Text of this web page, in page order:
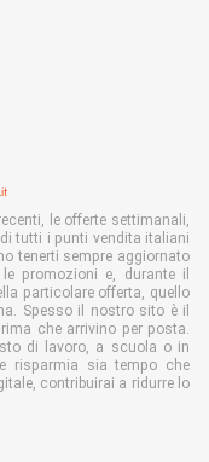
le offerte settimanali,
di tutti i punti vendita italiani
tenerti sempre aggiornato
promozioni e, durante il
particolare offerta, quello
Spesso il nostro sito è il
che arrivino per posta.
di lavoro, a scuola o in
risparmia sia tempo che
contribuirai a ridurre lo